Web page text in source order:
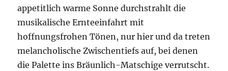
appetitlich warme Sonne durchstrahlt die
musikalische Ernteeinfahrt mit
hoffnungsfrohen Tönen, nur hier und da treten
melancholische Zwischentiefs auf, bei denen
die Palette ins Bräunlich-Matschige verrutscht.